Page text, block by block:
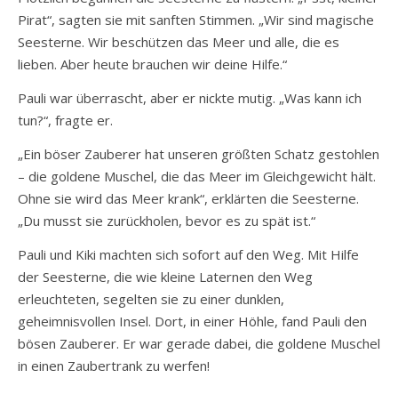
Pirat“, sagten sie mit sanften Stimmen. „Wir sind magische
Seesterne. Wir beschützen das Meer und alle, die es
lieben. Aber heute brauchen wir deine Hilfe.“
Pauli war überrascht, aber er nickte mutig. „Was kann ich
tun?“, fragte er.
„Ein böser Zauberer hat unseren größten Schatz gestohlen
– die goldene Muschel, die das Meer im Gleichgewicht hält.
Ohne sie wird das Meer krank“, erklärten die Seesterne.
„Du musst sie zurückholen, bevor es zu spät ist.“
Pauli und Kiki machten sich sofort auf den Weg. Mit Hilfe
der Seesterne, die wie kleine Laternen den Weg
erleuchteten, segelten sie zu einer dunklen,
geheimnisvollen Insel. Dort, in einer Höhle, fand Pauli den
bösen Zauberer. Er war gerade dabei, die goldene Muschel
in einen Zaubertrank zu werfen!